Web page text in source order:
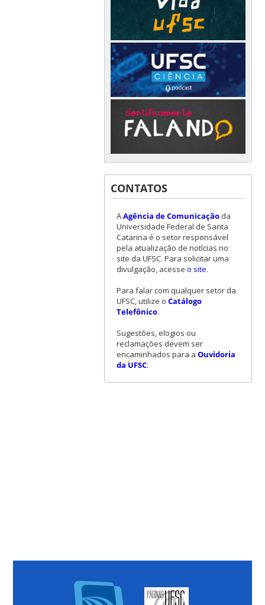
CONTATOS
AAgência de Comunicaçãoda
Universidade Federal de Santa
Catarina é o setor responsável
pela atualização de notícias no
site da UFSC. Para solicitar uma
divulgação, acesse o site.
Para falar com qualquer setor da
UFSC, utilize o Catálogo
Telefônico.
Sugestões, elogios ou
reclamações devem ser
encaminhados para a Ouvidoria
da UFSC.